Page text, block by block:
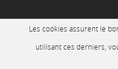
Les cookies assurent le
utilisant ces derniers,